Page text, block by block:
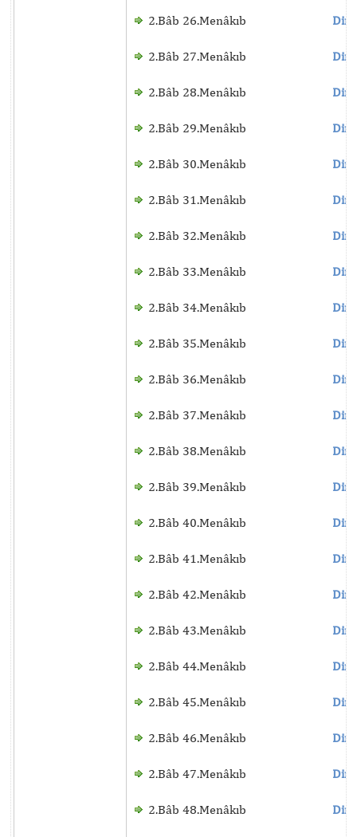
2.Bâb 26.Menâkıb
2.Bâb 27.Menâkıb
2.Bâb 28.Menâkıb
2.Bâb 29.Menâkıb
2.Bâb 30.Menâkıb
2.Bâb 31.Menâkıb
2.Bâb 32.Menâkıb
2.Bâb 33.Menâkıb
2.Bâb 34.Menâkıb
2.Bâb 35.Menâkıb
2.Bâb 36.Menâkıb
2.Bâb 37.Menâkıb
2.Bâb 38.Menâkıb
2.Bâb 39.Menâkıb
2.Bâb 40.Menâkıb
2.Bâb 41.Menâkıb
2.Bâb 42.Menâkıb
2.Bâb 43.Menâkıb
2.Bâb 44.Menâkıb
2.Bâb 45.Menâkıb
2.Bâb 46.Menâkıb
2.Bâb 47.Menâkıb
2.Bâb 48.Menâkıb